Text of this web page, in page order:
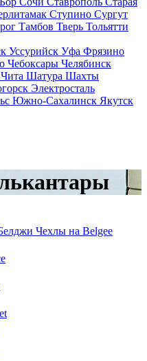
Ступино Сургут
Тамбов Тверь Тольятти
Уссурийск Уфа Фрязино
Чебоксары Челябинск
Чита Шатура Шахты
Электросталь
Южно-Сахалинск Якутск
Чехлы на Belgee